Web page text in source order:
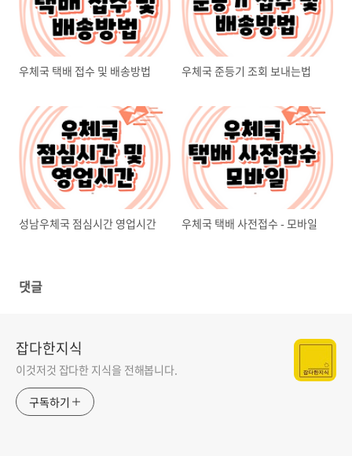
우체국 택배 접수 및 배송방법 우체국 준등기 조회 보내는법
성남우체국 점심시간 영업시간 우체국 택배 사전접수 - 모바일
댓글
잡다한지식
이것저것 잡다한 지식을 전해봅니다.
구독하기